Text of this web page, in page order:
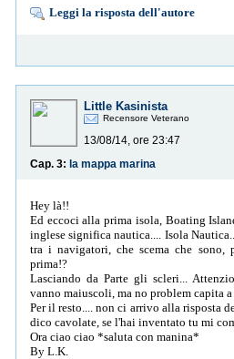
Leggi la risposta dell'autore
Little Kasinista
Recensore Veterano
13/08/14, ore 23:47
Cap. 3: la mappa marina
Hey là!!
Ed eccoci alla prima isola, Boating
inglese significa nautica.... Isola
tra i navigatori, che scema che sono,
prima!?
Lasciando da Parte gli scleri...
vanno maiuscoli, ma no problem capita
Per il resto.... non ci arrivo alla risposta
dico cavolate, se l'hai inventato tu mi
Ora ciao ciao *saluta con manina*
By L.K.